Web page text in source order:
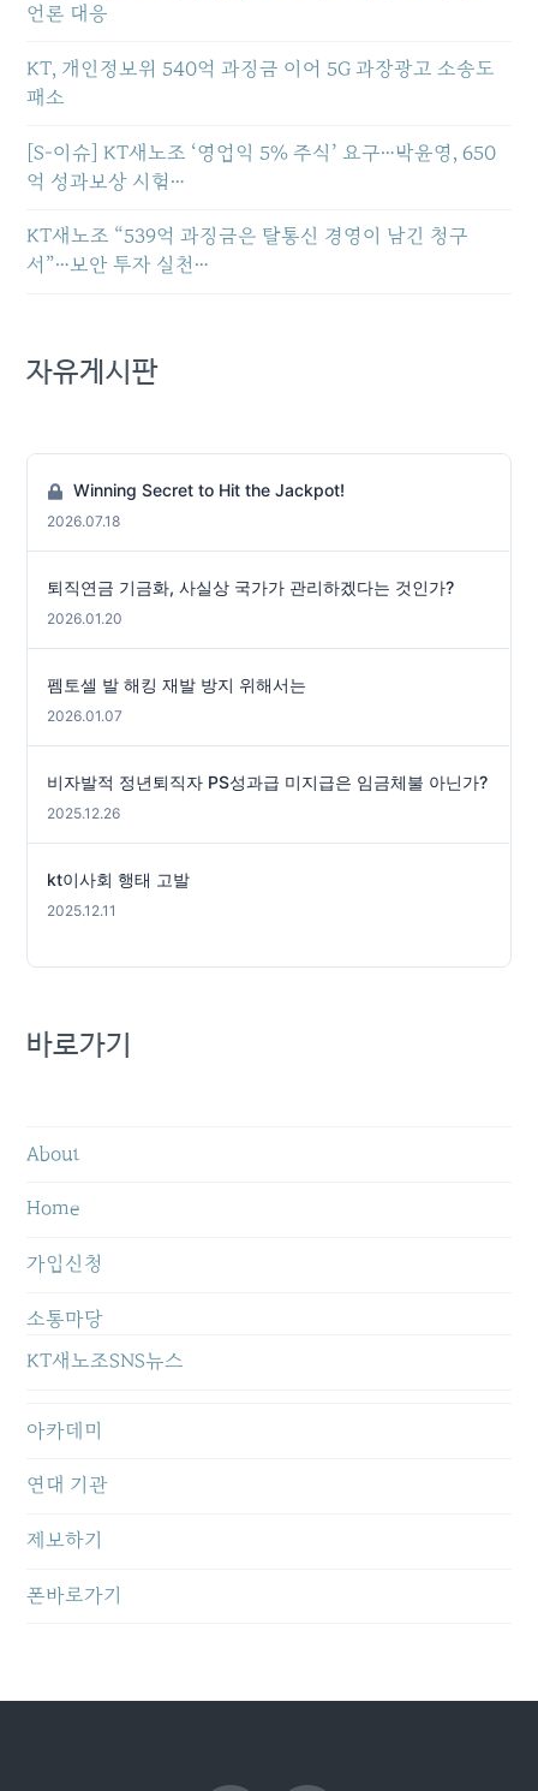
언론 대응
KT, 개인정보위 540억 과징금 이어 5G 과장광고 소송도
패소
[S-이슈] KT새노조 ‘영업익 5% 주식’ 요구…박윤영, 650
억 성과보상 시험…
KT새노조 “539억 과징금은 탈통신 경영이 남긴 청구
서”…보안 투자 실천…
자유게시판
Winning Secret to Hit the Jackpot!
2026.07.18
퇴직연금 기금화, 사실상 국가가 관리하겠다는 것인가?
2026.01.20
펨토셀 발 해킹 재발 방지 위해서는
2026.01.07
비자발적 정년퇴직자 PS성과급 미지급은 임금체불 아닌가?
2025.12.26
kt이사회 행태 고발
2025.12.11
바로가기
About
Home
가입신청
소통마당
KT새노조SNS뉴스
아카데미
연대 기관
제보하기
폰바로가기